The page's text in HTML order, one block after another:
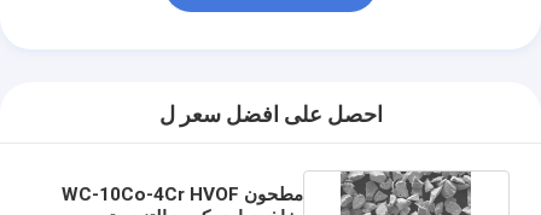
احصل على افضل سعر ل
مطحون WC-10Co-4Cr HVOF